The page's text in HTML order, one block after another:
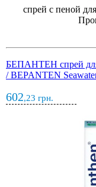
спрей с пеной
БЕПАНТЕН спрей для
/ BEPANTEN
602,23 грн.